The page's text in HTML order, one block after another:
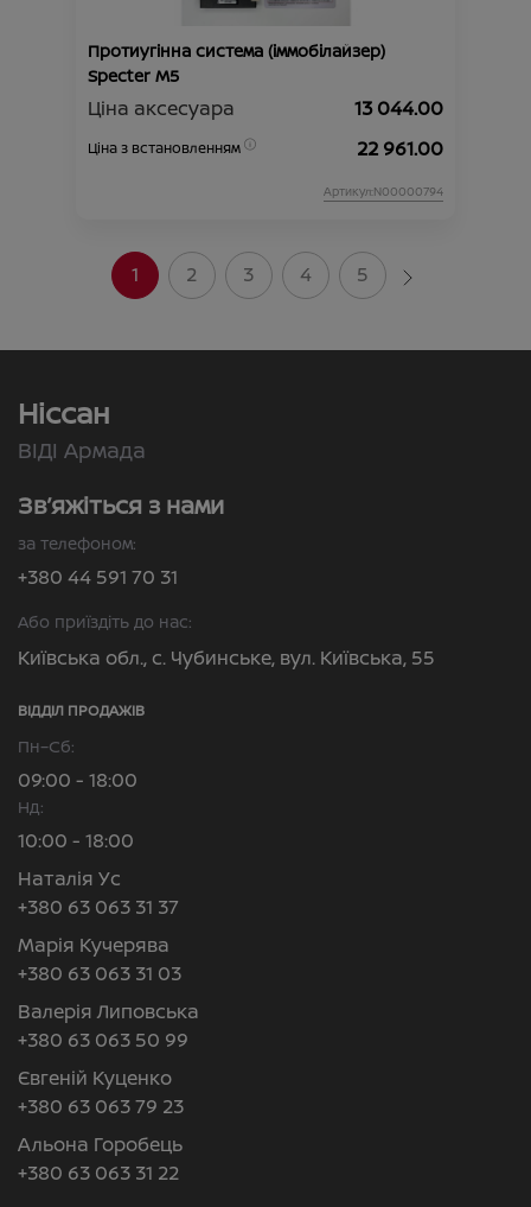
Протиугінна система (іммобілайзер)
Specter М5
Ціна аксесуара 13 044.00
Ціна з встановленням 22 961.00
Артикул:N00000794
1 2 3 4 5
Ніссан
ВІДІ Армада
Зв’яжіться з нами
за телефоном:
+380 44 591 70 31
Або приїздіть до нас:
Київська обл., с. Чубинське, вул. Київська, 55
ВІДДІЛ ПРОДАЖІВ
Пн–Сб:
09:00 - 18:00
Нд:
10:00 - 18:00
Наталія Ус
+380 63 063 31 37
Марія Кучерява
+380 63 063 31 03
Валерія Липовська
+380 63 063 50 99
Євгеній Куценко
+380 63 063 79 23
Альона Горобець
+380 63 063 31 22